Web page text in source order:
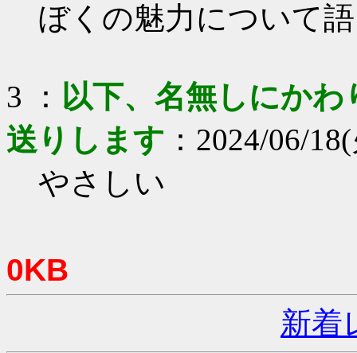
ぼくの魅力について
3 ： 以下、名無しにか
送りします ：2024/06/
やさしい
0KB
新着